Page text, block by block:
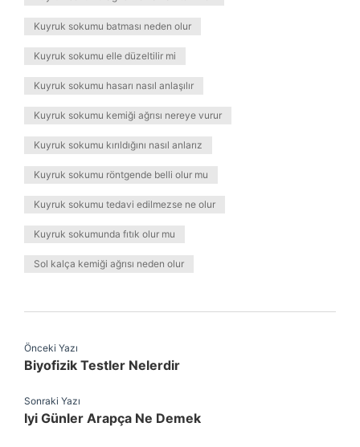
Kuyruk sokumu batması neden olur
Kuyruk sokumu elle düzeltilir mi
Kuyruk sokumu hasarı nasıl anlaşılır
Kuyruk sokumu kemiği ağrısı nereye vurur
Kuyruk sokumu kırıldığını nasıl anlarız
Kuyruk sokumu röntgende belli olur mu
Kuyruk sokumu tedavi edilmezse ne olur
Kuyruk sokumunda fıtık olur mu
Sol kalça kemiği ağrısı neden olur
Önceki Yazı
Biyofizik Testler Nelerdir
Sonraki Yazı
Iyi Günler Arapça Ne Demek